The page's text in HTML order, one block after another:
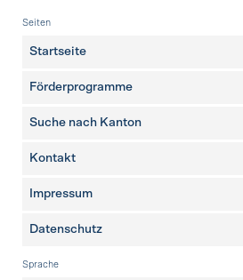
Fusszeile
Seiten
Startseite
Förderprogramme
Suche nach Kanton
weitere Seiten
Kontakt
Impressum
Datenschutz
Sprache